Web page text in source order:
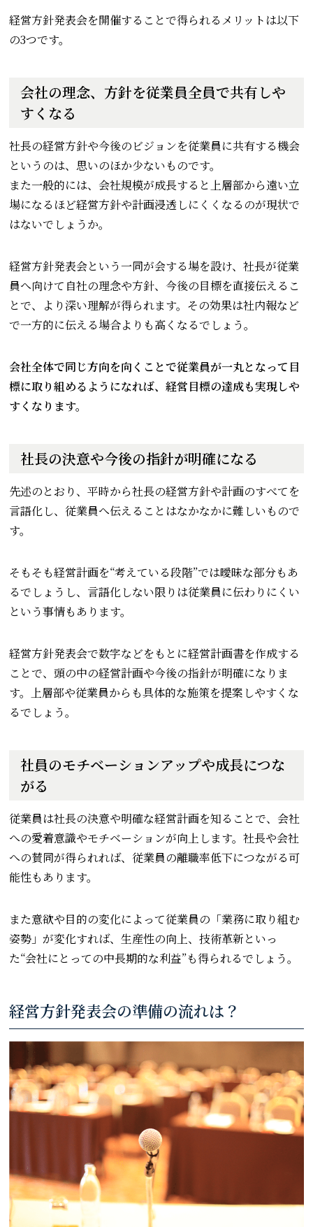
経営方針発表会を開催することで得られるメリットは以下
の3つです。
会社の理念、方針を従業員全員で共有しや
すくなる
社長の経営方針や今後のビジョンを従業員に共有する機会
というのは、思いのほか少ないものです。
また一般的には、会社規模が成長すると上層部から遠い立
場になるほど経営方針や計画浸透しにくくなるのが現状で
はないでしょうか。
経営方針発表会という一同が会する場を設け、社長が従業
員へ向けて自社の理念や方針、今後の目標を直接伝えるこ
とで、より深い理解が得られます。その効果は社内報など
で一方的に伝える場合よりも高くなるでしょう。
会社全体で同じ方向を向くことで従業員が一丸となって目
標に取り組めるようになれば、経営目標の達成も実現しや
すくなります。
社長の決意や今後の指針が明確になる
先述のとおり、平時から社長の経営方針や計画のすべてを
言語化し、従業員へ伝えることはなかなかに難しいもので
す。
そもそも経営計画を“考えている段階”では曖昧な部分もあ
るでしょうし、言語化しない限りは従業員に伝わりにくい
という事情もあります。
経営方針発表会で数字などをもとに経営計画書を作成する
ことで、頭の中の経営計画や今後の指針が明確になりま
す。上層部や従業員からも具体的な施策を提案しやすくな
るでしょう。
社員のモチベーションアップや成長につな
がる
従業員は社長の決意や明確な経営計画を知ることで、会社
への愛着意識やモチベーションが向上します。社長や会社
への賛同が得られれば、従業員の離職率低下につながる可
能性もあります。
また意欲や目的の変化によって従業員の「業務に取り組む
姿勢」が変化すれば、生産性の向上、技術革新といっ
た“会社にとっての中長期的な利益”も得られるでしょう。
経営方針発表会の準備の流れは？